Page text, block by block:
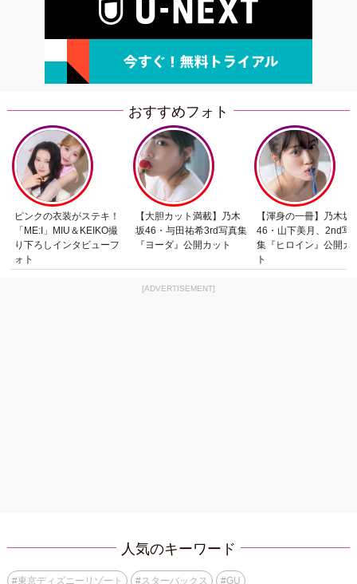
おすすめフォト
ピンクの衣装がステキ！
「ME:I」MIU＆KEIKO撮
り下ろしインタビューフ
ォト
【大胆カット満載】乃木
坂46・与田祐希3rd写真集
『ヨーダ』公開カット
【渾身の一冊】乃木坂
46・山下美月、2nd写
集『ヒロイン』公開カ
ト
[ADVERTISEMENT]
人気のキーワード
#東京ディズニーリゾート #スターバックス #GU